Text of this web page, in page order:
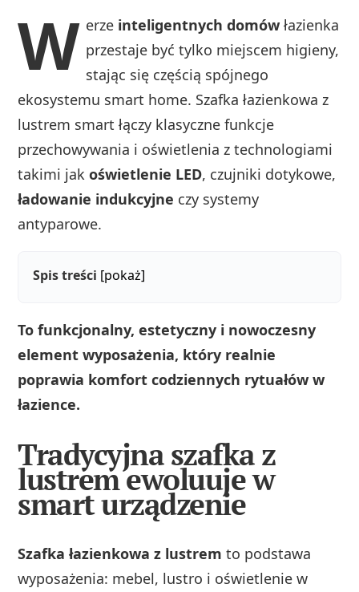
W erze inteligentnych domów łazienka
przestaje być tylko miejscem higieny,
stając się częścią spójnego
ekosystemu smart home. Szafka łazienkowa z
lustrem smart łączy klasyczne funkcje
przechowywania i oświetlenia z technologiami
takimi jakoświetlenie LED, czujniki dotykowe,
ładowanie indukcyjne czy systemy
antyparowe.
Spis treści [pokaż]
To funkcjonalny, estetyczny i nowoczesny
element wyposażenia, który realnie
poprawia komfort codziennych rytuałów w
łazience.
Tradycyjna szafka z
lustrem ewoluuje w
smart urządzenie
Szafka łazienkowa z lustrem to podstawa
wyposażenia: mebel, lustro i oświetlenie w